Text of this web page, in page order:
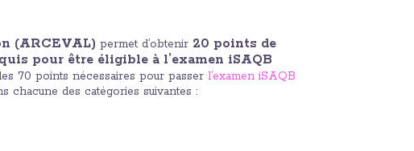
(ARCEVAL) permet d’obtenir 20 points de
pour être éligible à l’examen iSAQB
70 points nécessaires pour passer l’examen iSAQB
chacune des catégories suivantes :